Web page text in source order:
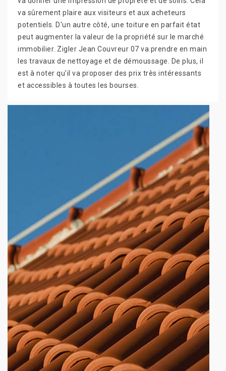
va sûrement plaire aux visiteurs et aux acheteurs
potentiels. D'un autre côté, une toiture en parfait état
peut augmenter la valeur de la propriété sur le marché
immobilier. Zigler Jean Couvreur 07 va prendre en main
les travaux de nettoyage et de démoussage. De plus, il
est à noter qu'il va proposer des prix très intéressants
et accessibles à toutes les bourses.